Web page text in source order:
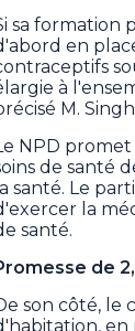
sa formation
en
à
M.
NPD
de santé
la santé. Le
la
santé.
de
son côté, le
en